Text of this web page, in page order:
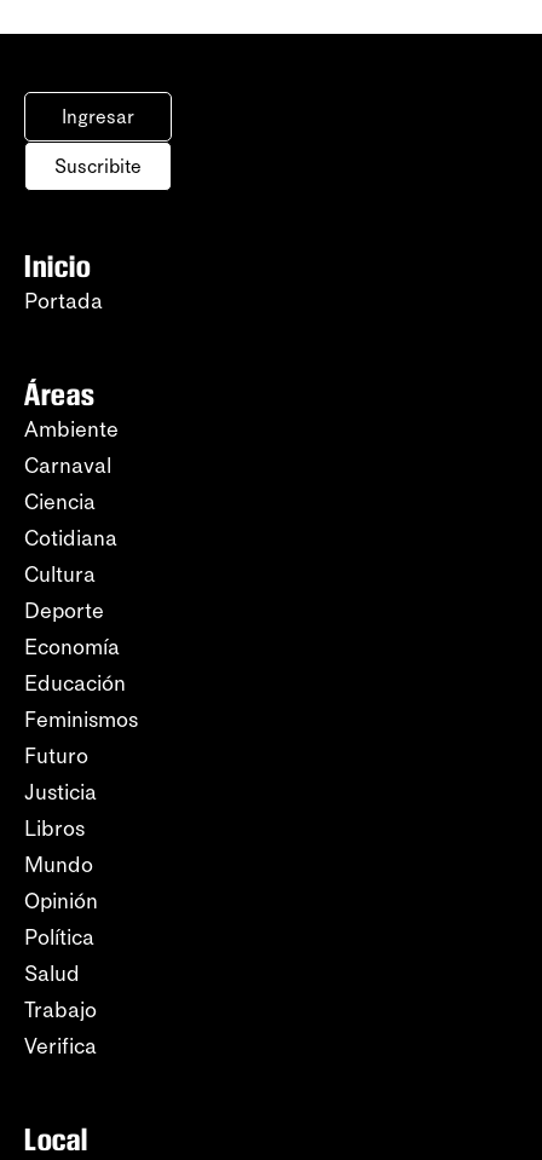
Ingresar
Suscribite
Inicio
Portada
Áreas
Ambiente
Carnaval
Ciencia
Cotidiana
Cultura
Deporte
Economía
Educación
Feminismos
Futuro
Justicia
Libros
Mundo
Opinión
Política
Salud
Trabajo
Verifica
Local